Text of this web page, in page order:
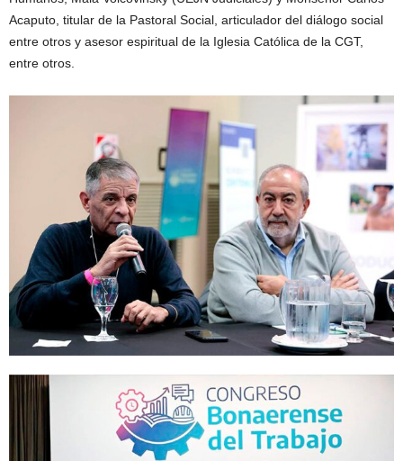
Acaputo, titular de la Pastoral Social, articulador del diálogo social
entre otros y asesor espiritual de la Iglesia Católica de la CGT,
entre otros.